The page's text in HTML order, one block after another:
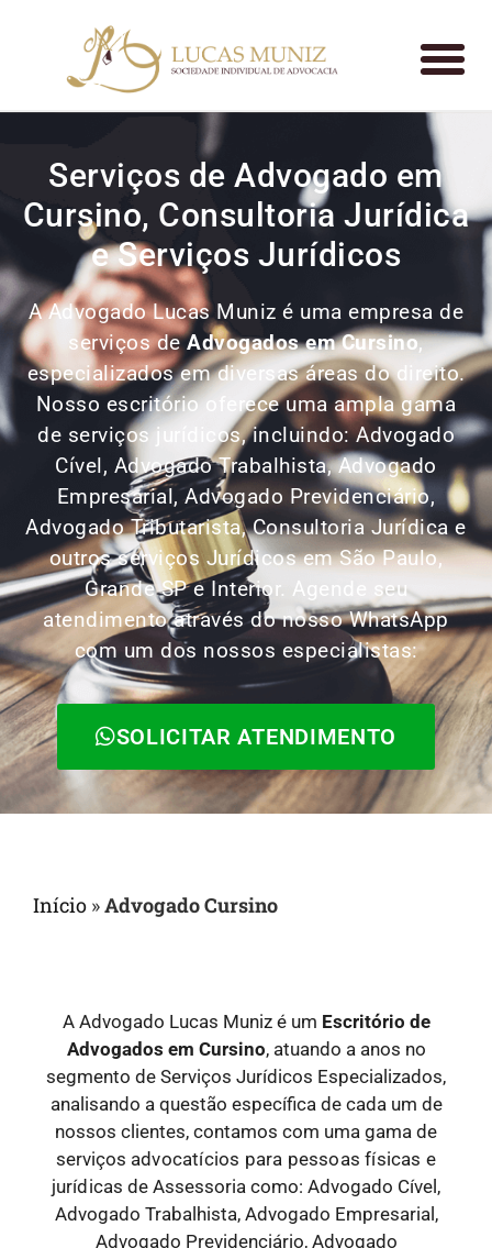
Serviços de Advogado em
Cursino, Consultoria Jurídica
e Serviços Jurídicos
A Advogado Lucas Muniz é uma empresa de
serviços deAdvogadosem Cursino,
especializados em diversas áreas do direito.
Nosso escritório oferece uma ampla gama
de serviços jurídicos, incluindo: Advogado
Cível, Advogado Trabalhista, Advogado
Empresarial, Advogado Previdenciário,
Advogado Tributarista, Consultoria Jurídica e
outros serviços Jurídicos em São Paulo,
Grande SP e Interior. Agende seu
atendimento através do nosso WhatsApp
com um dos nossos especialistas:
SOLICITAR ATENDIMENTO
Início »Advogado Cursino
A Advogado Lucas Muniz é um Escritório de
Advogados em Cursino, atuando a anos no
segmento de Serviços Jurídicos Especializados,
analisando a questão específica de cada um de
nossos clientes, contamos com uma gama de
serviços advocatícios para pessoas físicas e
jurídicas de Assessoria como: Advogado Cível,
Advogado Trabalhista, Advogado Empresarial,
Advogado Previdenciário, Advogado